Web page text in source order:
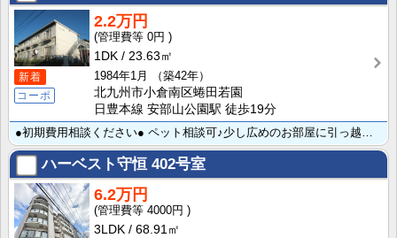
新着
コーポ
2.2万円
0円
1DK
23.63㎡
1984年1月
（築42年）
北九州市小倉南区蜷田若園
日豊本線 安部山公園駅 徒歩19分
●初期費用相談ください● ペット相談可♪少し広めのお部屋に引っ越したいけど家賃と初期費用が気になる・･･･
ハーベスト守恒 402号室
6.2万円
4000円
3LDK
68.91㎡